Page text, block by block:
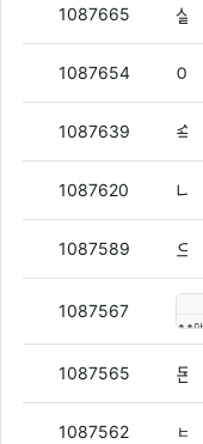
1087665
1087654
1087639
1087620
1087589
1087567
1087565
1087562